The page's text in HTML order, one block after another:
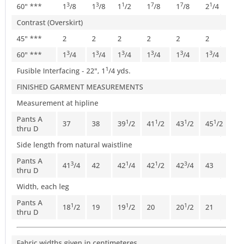
60" ***
1 3/8 1 3/8 1 1/2 1 7/8 1 7/8 21/4
Contrast (Overskirt)
45" ***
2 2 2 2 2
2
60" ***
1 3/4 1 3/4 1 3/4 1 3/4 1 3/4 1 3/4
Fusible Interfacing - 22", 1 1/4 yds.
FINISHED GARMENT MEASUREMENTS
Measurement at hipline
Pants A
thru D
37 38 391/2 41 1/2 431/2 451/2
Side length from natural waistline
Pants A
thru D
41 3/4 42 421/4 421/2 423/4 43
Width, each leg
Pants A
thru D
181/2 19 191/2 20 201/2 21